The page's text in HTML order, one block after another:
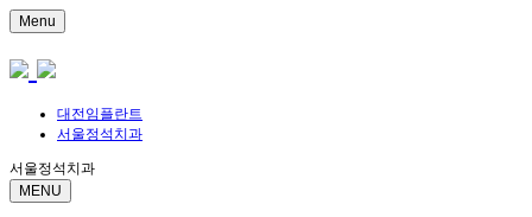
Menu
대전임플란트
서울정석치과
서울정석치과
MENU